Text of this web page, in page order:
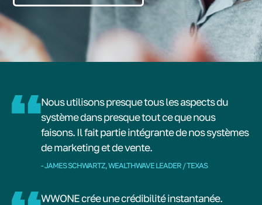
Nous utilisons presque tous les aspects du
système dans presque tout ce que nous
faisons. Il fait partie intégrante de nos systèmes
de marketing et de vente.
- JAMES SCHWARTZ, WEALTHWAVE LEADER / TEXAS
WWONE crée une crédibilité instantanée.